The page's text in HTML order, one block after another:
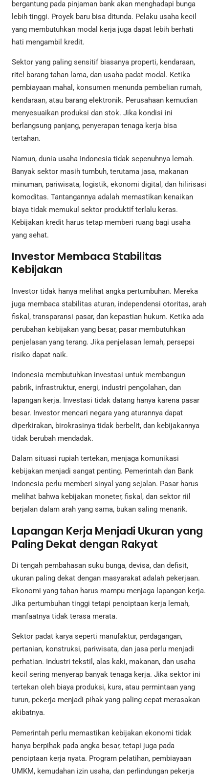
bergantung pada pinjaman bank akan menghadapi bunga
lebih tinggi. Proyek baru bisa ditunda. Pelaku usaha kecil
yang membutuhkan modal kerja juga dapat lebih berhati
hati mengambil kredit.
Sektor yang paling sensitif biasanya properti, kendaraan,
ritel barang tahan lama, dan usaha padat modal. Ketika
pembiayaan mahal, konsumen menunda pembelian rumah,
kendaraan, atau barang elektronik. Perusahaan kemudian
menyesuaikan produksi dan stok. Jika kondisi ini
berlangsung panjang, penyerapan tenaga kerja bisa
tertahan.
Namun, dunia usaha Indonesia tidak sepenuhnya lemah.
Banyak sektor masih tumbuh, terutama jasa, makanan
minuman, pariwisata, logistik, ekonomi digital, dan hilirisasi
komoditas. Tantangannya adalah memastikan kenaikan
biaya tidak memukul sektor produktif terlalu keras.
Kebijakan kredit harus tetap memberi ruang bagi usaha
yang sehat.
Investor Membaca Stabilitas
Kebijakan
Investor tidak hanya melihat angka pertumbuhan. Mereka
juga membaca stabilitas aturan, independensi otoritas, arah
fiskal, transparansi pasar, dan kepastian hukum. Ketika ada
perubahan kebijakan yang besar, pasar membutuhkan
penjelasan yang terang. Jika penjelasan lemah, persepsi
risiko dapat naik.
Indonesia membutuhkan investasi untuk membangun
pabrik, infrastruktur, energi, industri pengolahan, dan
lapangan kerja. Investasi tidak datang hanya karena pasar
besar. Investor mencari negara yang aturannya dapat
diperkirakan, birokrasinya tidak berbelit, dan kebijakannya
tidak berubah mendadak.
Dalam situasi rupiah tertekan, menjaga komunikasi
kebijakan menjadi sangat penting. Pemerintah dan Bank
Indonesia perlu memberi sinyal yang sejalan. Pasar harus
melihat bahwa kebijakan moneter, fiskal, dan sektor riil
berjalan dalam arah yang sama, bukan saling menarik.
Lapangan Kerja Menjadi Ukuran yang
Paling Dekat dengan Rakyat
Di tengah pembahasan suku bunga, devisa, dan defisit,
ukuran paling dekat dengan masyarakat adalah pekerjaan.
Ekonomi yang tahan harus mampu menjaga lapangan kerja.
Jika pertumbuhan tinggi tetapi penciptaan kerja lemah,
manfaatnya tidak terasa merata.
Sektor padat karya seperti manufaktur, perdagangan,
pertanian, konstruksi, pariwisata, dan jasa perlu menjadi
perhatian. Industri tekstil, alas kaki, makanan, dan usaha
kecil sering menyerap banyak tenaga kerja. Jika sektor ini
tertekan oleh biaya produksi, kurs, atau permintaan yang
turun, pekerja menjadi pihak yang paling cepat merasakan
akibatnya.
Pemerintah perlu memastikan kebijakan ekonomi tidak
hanya berpihak pada angka besar, tetapi juga pada
penciptaan kerja nyata. Program pelatihan, pembiayaan
UMKM, kemudahan izin usaha, dan perlindungan pekerja